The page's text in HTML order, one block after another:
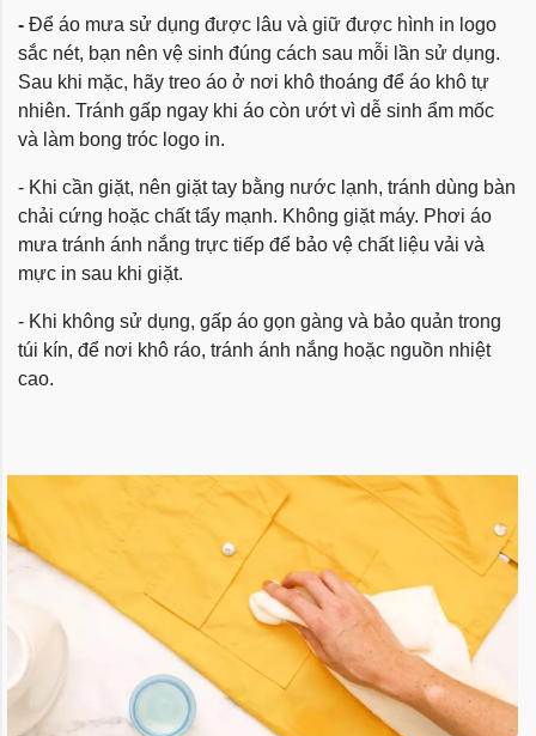
- Để áo mưa sử dụng được lâu và giữ được hình in logo
sắc nét, bạn nên vệ sinh đúng cách sau mỗi lần sử dụng.
Sau khi mặc, hãy treo áo ở nơi khô thoáng để áo khô tự
nhiên. Tránh gấp ngay khi áo còn ướt vì dễ sinh ẩm mốc
và làm bong tróc logo in.
- Khi cần giặt, nên giặt tay bằng nước lạnh, tránh dùng bàn
chải cứng hoặc chất tẩy mạnh. Không giặt máy. Phơi áo
mưa tránh ánh nắng trực tiếp để bảo vệ chất liệu vải và
mực in sau khi giặt.
- Khi không sử dụng, gấp áo gọn gàng và bảo quản trong
túi kín, để nơi khô ráo, tránh ánh nắng hoặc nguồn nhiệt
cao.